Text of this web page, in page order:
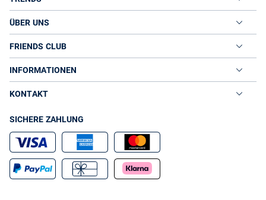
ÜBER UNS
FRIENDS CLUB
INFORMATIONEN
KONTAKT
SICHERE ZAHLUNG